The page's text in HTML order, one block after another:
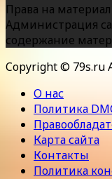
Права на
Администрация
содержание
Copyright © 79s.ru
О нас
Политика
Карта сайта
Контакты
Политика